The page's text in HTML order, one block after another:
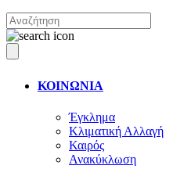
ΚΟΙΝΩΝΙΑ
Έγκλημα
Κλιματική Αλλαγή
Καιρός
Ανακύκλωση